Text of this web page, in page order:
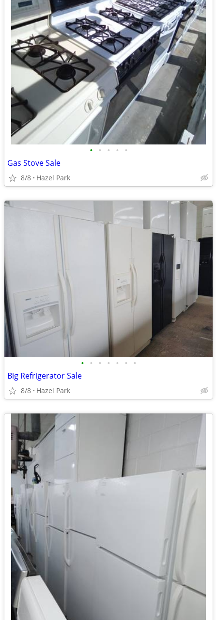
• • • • •
Gas Stove Sale
8/8 Hazel Park
• • • • • • •
Big Refrigerator Sale
8/8 Hazel Park